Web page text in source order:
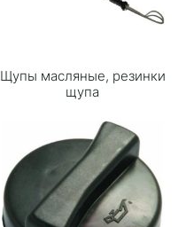
Щупы масляные, резинки
щупа